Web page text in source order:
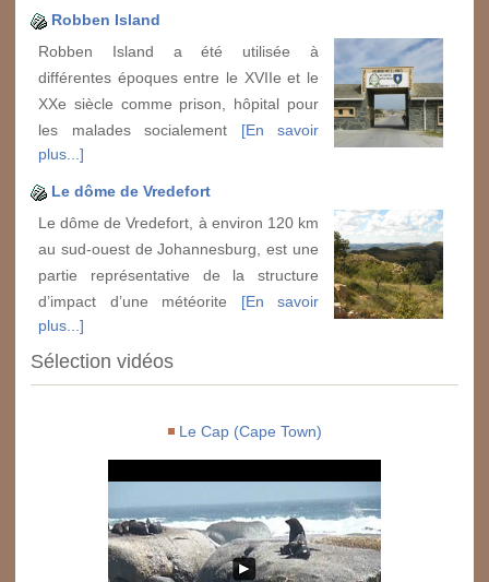
Robben Island
Robben Island a été utilisée à
différentes époques entre le XVIIe et le
XXe siècle comme prison, hôpital pour
les malades socialement [En savoir
plus...]
Le dôme de Vredefort
Le dôme de Vredefort, à environ 120 km
au sud-ouest de Johannesburg, est une
partie représentative de la structure
d’impact d’une météorite [En savoir
plus...]
Sélection vidéos
Le Cap (Cape Town)